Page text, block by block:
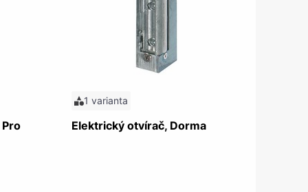
1 varianta
Elektrický otvírač, Dorma